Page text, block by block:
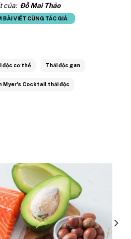
của: Đỗ Mai Thảo
BÀI VIẾT CÙNG TÁC GIẢ
độc cơ thể Thải độc gan
Myer's Cocktail thải độc